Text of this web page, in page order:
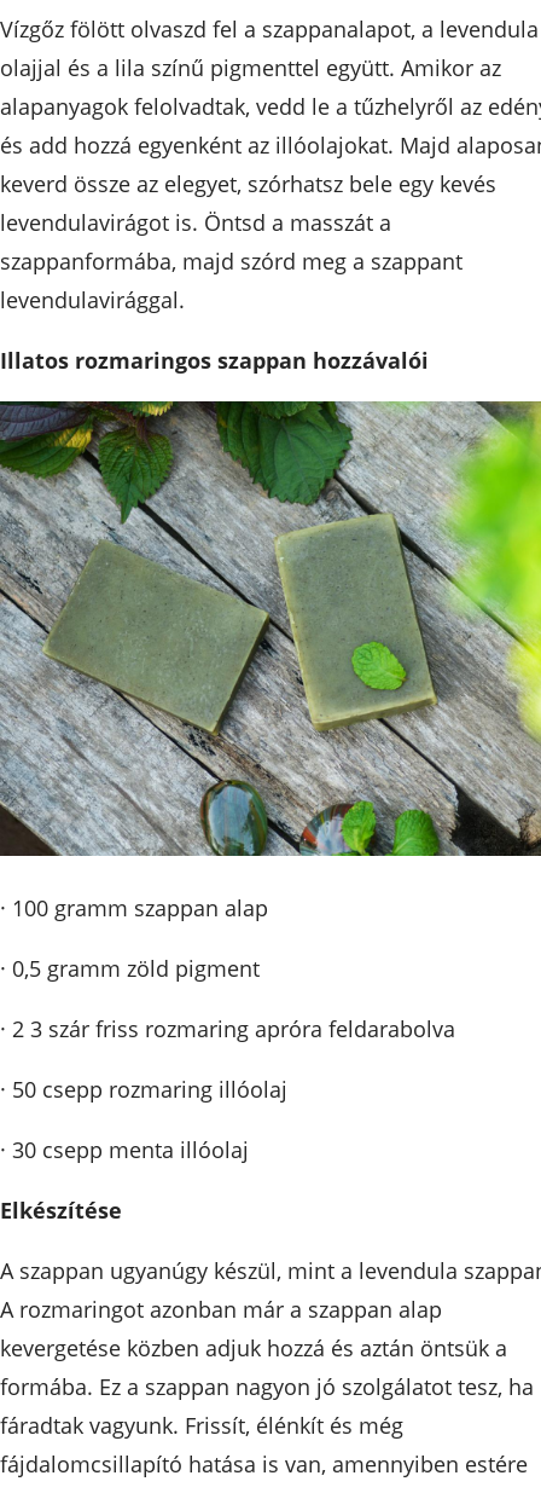
Vízgőz fölött olvaszd fel a szappanalapot, a levendula
olajjal és a lila színű pigmenttel együtt. Amikor az
alapanyagok felolvadtak, vedd le a tűzhelyről az
és add hozzá egyenként az illóolajokat. Majd
keverd össze az elegyet, szórhatsz bele egy kevés
levendulavirágot is. Öntsd a masszát a
szappanformába, majd szórd meg a szappant
levendulavirággal.
Illatos rozmaringos szappan hozzávalói
· 100 gramm szappan alap
· 0,5 gramm zöld pigment
· 2 3 szár friss rozmaring apróra feldarabolva
· 50 csepp rozmaring illóolaj
· 30 csepp menta illóolaj
Elkészítése
A szappan ugyanúgy készül, mint a levendula
A rozmaringot azonban már a szappan alap
kevergetése közben adjuk hozzá és aztán öntsük a
formába. Ez a szappan nagyon jó szolgálatot tesz, ha
fáradtak vagyunk. Frissít, élénkít és még
fájdalomcsillapító hatása is van, amennyiben estére